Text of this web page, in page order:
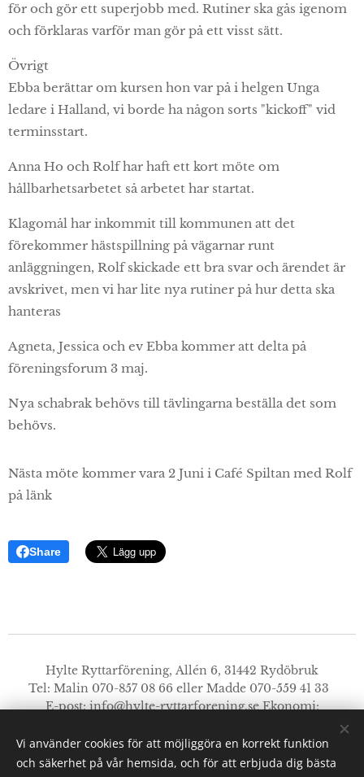
för och gör ett superjobb med. Rutiner ska gås igenom
och förklaras varför man gör på ett visst sätt.
Övrigt
Ebba berättar om kursen hon var på i helgen Unga
ledare i Halland, vi borde ha någon sorts "kickoff" vid
terminsstart.
Anna Ho och Rolf har haft ett kort möte om
hållbarhetsarbetet så arbetet har startat.
Klagomål har inkommit till kommunen att det
förekommer hästspillning på vägarnar runt
anläggningen, Rolf skickade ett bra svar och ärendet är
avskrivet, men vi har lite nya rutiner på hur detta ska
hanteras
Agneta, Jessica och ev Ebba kommer att delta på
föreningsforum 3 maj.
Nya schabrak behövs till tävlingarna beställa det som
behövs.
Nästa möte kommer vara 2 Juni i Café Spiltan med Rolf
på länk
Share
Hylte Ryttarförening, Allén 6, 31442 Rydöbruk
Tel: Malin 070-857 08 66 eller Madde 070-559 41 33
E-post:info@hylte-ryttarforening.seEkonomi:
styrelsen@hylte-ryttarforening.se
Bg: 915-1176. Swishnummer: 123 188 14 73.
Vi använder cookies för att möjliggöra en korrekt funktion
och säkerhet på vår hemsida, och för att erbjuda dig bästa